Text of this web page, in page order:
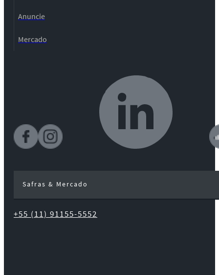
Anuncie
Mercado
Safras & Mercado
+55 (11) 91155-5552